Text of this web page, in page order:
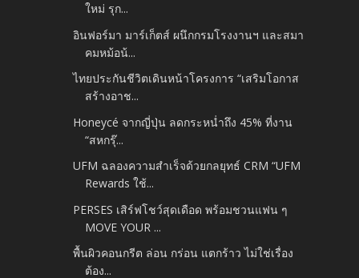
ใหม่ รุก...
อินฟอร์มา มาร์เก็ตส์ ผนึกกรมโรงงานฯ และสมา
คมหม้อน้...
ไทยประกันชีวิตเดินหน้าโครงการ “เสริมโอกาส
สร้างอาช...
Honeycé จากญี่ปุ่น ลดกระหน่ำถึง 45% ที่งาน
“สหกรุ๊...
UFM ฉลองความสำเร็จด้วยกลยุทธ์ CRM “UFM
Rewards ใช้...
PERSES เสิร์ฟโชว์สุดเดือด พร้อมชวนแฟน ๆ
MOVE YOUR ...
พื้นผิวคอนกรีต ล่อน กร่อน แตกร้าว ไม่ใช่เรื่อง
ต้อง...